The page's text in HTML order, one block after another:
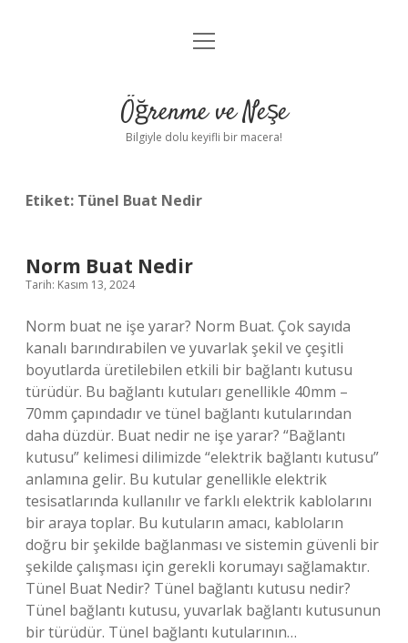
Anasayfa
Yasal Uyarı
menüyü
Öğrenme ve Neşe
Bilgiyle dolu keyifli bir macera!
Etiket: Tünel Buat Nedir
Norm Buat Nedir
Tarih: Kasım 13, 2024
Norm buat ne işe yarar? Norm Buat. Çok sayıda
kanalı barındırabilen ve yuvarlak şekil ve çeşitli
boyutlarda üretilebilen etkili bir bağlantı kutusu
türüdür. Bu bağlantı kutuları genellikle 40mm –
70mm çapındadır ve tünel bağlantı kutularından
daha düzdür. Buat nedir ne işe yarar? “Bağlantı
kutusu” kelimesi dilimizde “elektrik bağlantı kutusu”
anlamına gelir. Bu kutular genellikle elektrik
tesisatlarında kullanılır ve farklı elektrik kablolarını
bir araya toplar. Bu kutuların amacı, kabloların
doğru bir şekilde bağlanması ve sistemin güvenli bir
şekilde çalışması için gerekli korumayı sağlamaktır.
Tünel Buat Nedir? Tünel bağlantı kutusu nedir?
Tünel bağlantı kutusu, yuvarlak bağlantı kutusunun
bir türüdür. Tünel bağlantı kutularının…